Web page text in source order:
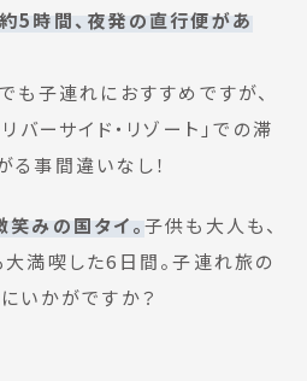
5時間、夜発の直行便があ
も子連れにおすすめですが、
バーサイド・リゾート」での滞
事間違いなし！
みの国タイ。子供も大人も、
満喫した6日間。子連れ旅の
いかがですか？